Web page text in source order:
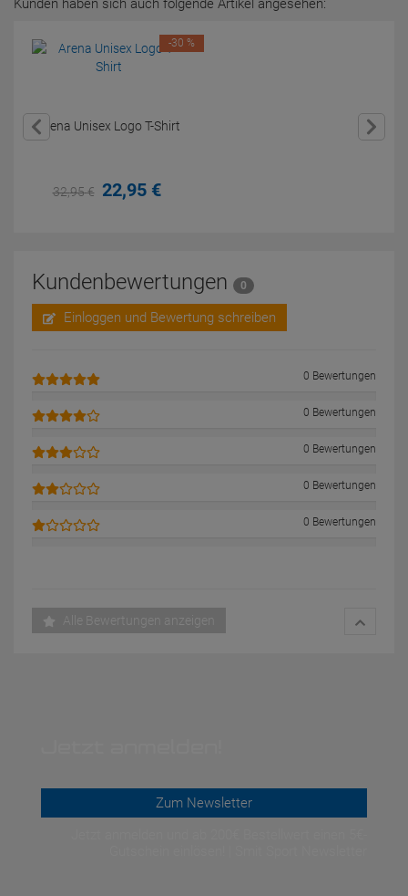
Kunden haben sich auch folgende Artikel angesehen:
Arena Unisex Logo T-Shirt
32,95€ 22,95 €
-30 %
Kundenbewertungen 0
Einloggen und Bewertung schreiben
0 Bewertungen
0 Bewertungen
0 Bewertungen
0 Bewertungen
0 Bewertungen
Alle Bewertungen anzeigen
Zum Newsletter